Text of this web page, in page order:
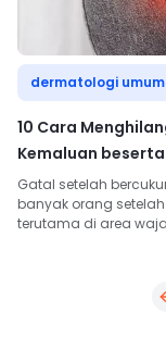
dermatologi umum
10 Cara
Kemaluan
Gatal setelah
banyak orang
terutama di area